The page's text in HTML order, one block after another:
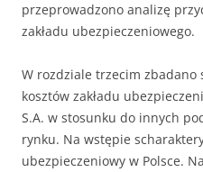
przeprowadzono analizę
zakładu ubezpieczeniowego.
W rozdziale trzecim
kosztów zakładu
S.A. w stosunku do innych
rynku. Na wstępie
ubezpieczeniowy w Polsce.